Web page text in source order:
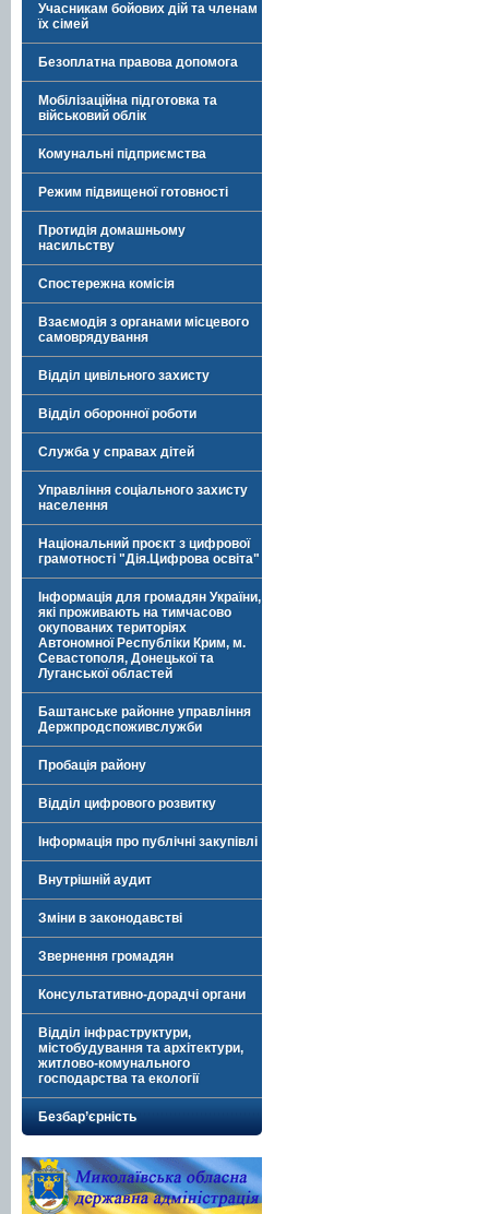
Учасникам бойових дій та членам
їх сімей
Безоплатна правова допомога
Мобілізаційна підготовка та
військовий облік
Комунальні підприємства
Режим підвищеної готовності
Протидія домашньому
насильству
Спостережна комісія
Взаємодія з органами місцевого
самоврядування
Відділ цивільного захисту
Відділ оборонної роботи
Служба у справах дітей
Управління соціального захисту
населення
Національний проєкт з цифрової
грамотності "Дія.Цифрова освіта"
Інформація для громадян України,
які проживають на тимчасово
окупованих територіях
Автономної Республіки Крим, м.
Севастополя, Донецької та
Луганської областей
Баштанське районне управління
Держпродспоживслужби
Пробація району
Відділ цифрового розвитку
Інформація про публічні закупівлі
Внутрішній аудит
Зміни в законодавстві
Звернення громадян
Консультативно-дорадчі органи
Відділ інфраструктури,
містобудування та архітектури,
житлово-комунального
господарства та екології
Безбар’єрність